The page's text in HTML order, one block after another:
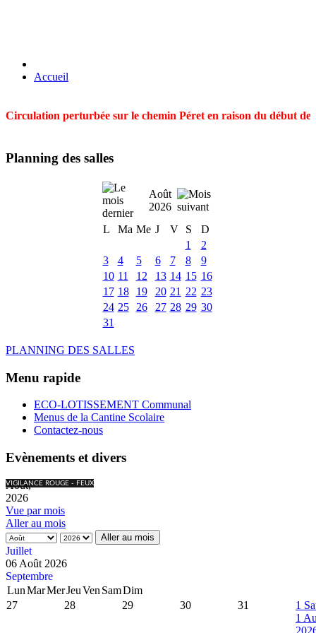
Accueil
Circulation perturbée sur le chemin Péret en raison du début
Planning des salles
Août
2026
L
Ma Me J V S
D
1
2
3
4 5 6 7 8
9
10 11 12 13 14 15 16
17 18 19 20 21 22 23
24 25 26 27 28 29 30
31
PLANNING DES SALLES
Menu rapide
ECO-LOTISSEMENT Communal
Menus de la Cantine Scolaire
Contactez-nous
Evènements et divers
VIGILANCE ROUGE - FEUX
Août,
2026
Vue par mois
Aller au mois
Aller au mois
Juillet
06 Août 2026
Septembre
LunMarMerJeuVen SamDim
27
28 29 30 31 1
1